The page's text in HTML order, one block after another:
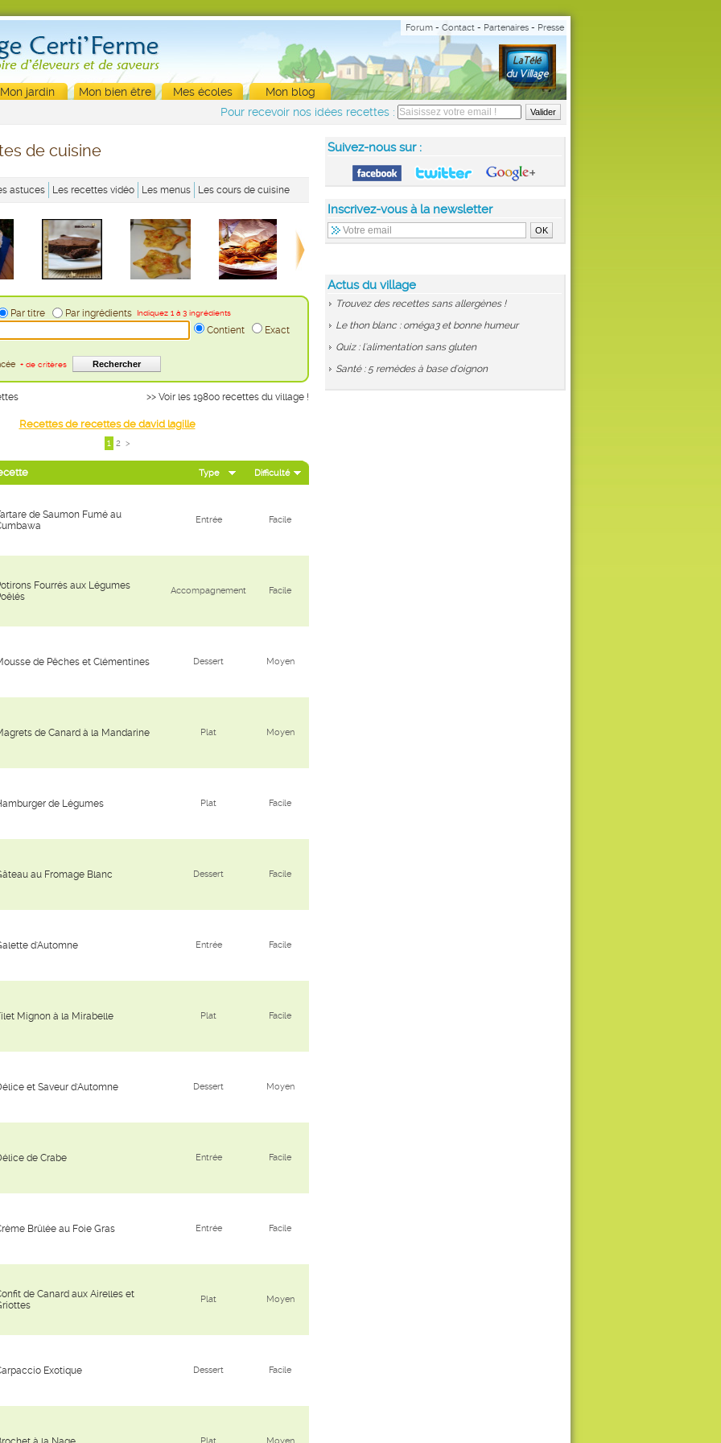
Forum - Contact - Partenaires - Presse
Mon jardin Mon bien être Mes écoles
Mon blog
Pour recevoir nos idées recettes :
Suivez-nous sur :
Inscrivez-vous à la newsletter
Actus du village
Trouvez des recettes sans allergènes !
Le thon blanc : oméga3 et bonne humeur
Quiz : l'alimentation sans gluten
Santé : 5 remèdes à base d'oignon
de cuisine
astuces Les recettes vidéo Les menus Les cours de cuisine
Par titre Par ingrédients Indiquez 1 à 3 ingrédients
Contient Exact
+ de critères
>> Voir les 19800 recettes du village !
Recettes de recettes de david lagille
1 2 >
Type Difficulté
de Saumon Fumé au
Entrée Facile
Fourrés aux Légumes
Accompagnement Facile
de Pêches et Clémentines Dessert Moyen
de Canard à la Mandarine Plat Moyen
de Légumes Plat Facile
au Fromage Blanc Dessert Facile
d'Automne Entrée Facile
Mignon à la Mirabelle Plat Facile
et Saveur d'Automne Dessert Moyen
de Crabe Entrée Facile
Brûlée au Foie Gras Entrée Facile
de Canard aux Airelles et
Plat Moyen
Exotique Dessert Facile